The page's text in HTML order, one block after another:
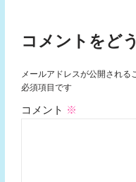
コメントをど
メールアドレスが公開される
必須項目です
コメント ※